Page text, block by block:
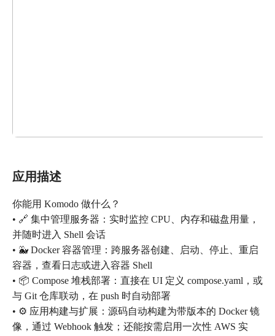
应用描述
你能用 Komodo 做什么？
• 🔗 集中管理服务器：实时监控 CPU、内存和磁盘用量，
并随时进入 Shell 会话
• 🐳 Docker 容器管理：跨服务器创建、启动、停止、重启
容器，查看日志或进入容器 Shell
• 📦 Compose 堆栈部署：直接在 UI 定义 compose.yaml，或
与 Git 仓库联动，在 push 时自动部署
• ⚙️ 应用构建与扩展：源码自动构建为带版本的 Docker 镜
像，通过 Webhook 触发；还能按需启用一次性 AWS 实